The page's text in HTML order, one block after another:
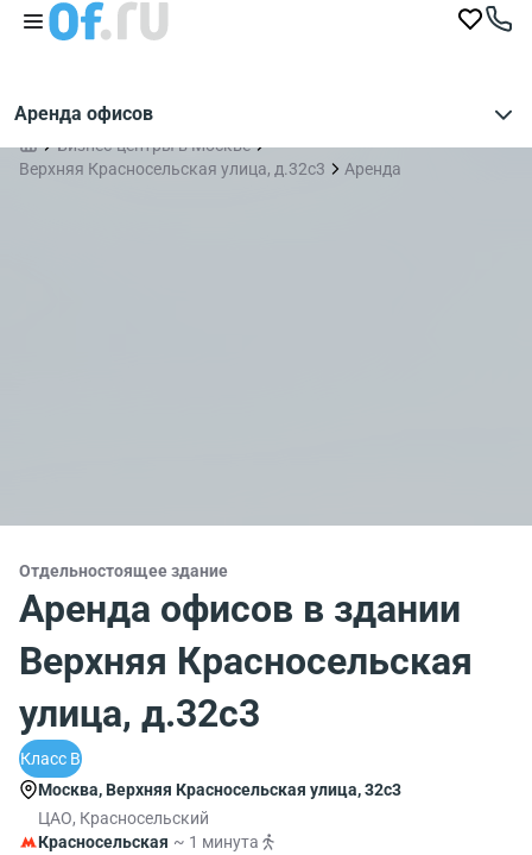
Аренда офисов
Бизнес-центры в Москве
Верхняя Красносельская улица, д.32с3
Аренда
Отдельностоящее здание
Аренда офисов в здании
Верхняя Красносельская
улица, д.32с3
Класс B
Москва, Верхняя Красносельская улица, 32с3
ЦАО, Красносельский
Красносельская ~ 1 минута